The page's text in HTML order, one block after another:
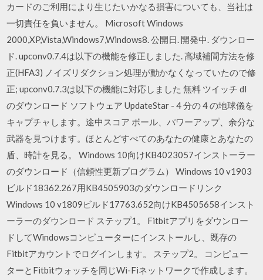
カードのご利用により生じたいかなる損害についても、当社は
一切責任を負いません。 Microsoft Windows
2000,XP,Vista,Windows7,Windows8. 公開日. 開発中. ダウンロー
ド. upconv0.7.4は以下の機能を修正しました. 高域補間方法を修
正(HFA3) ノイズリダクション処理が動かなくなっていたので修
正; upconv0.7.3は以下の機能に対応しました 無料 ツイッチ dl
のダウンロード ソフトウェア UpdateStar - 4 分の 4 の地球儀を
キャプチャします。途中スコア ボール、パワーアップ、余分な
武器を見つけます。ほとんどすべてのあなたの健康とあなたの
盾、時計を見る。 Windows 10向けKB4023057インストーラー
のダウンロード（信頼性更新プログラム） Windows 10 v1903
ビルド18362.267用KB4505903のダウンロードリンク
Windows 10 v1809ビルド17763.652向けKB4505658インスト
ーラーのダウンロード ステップ1。 Fitbitアプリをダウンロー
ドしてWindowsコンピューターにインストールし、既存の
Fitbitアカウントでログインします。 ステップ2。 コンピュー
ターとFitbitウォッチを同じWi-Fiネットワークで作成します。